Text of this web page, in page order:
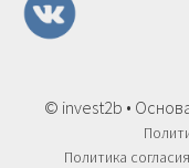
© invest2b •
Политика